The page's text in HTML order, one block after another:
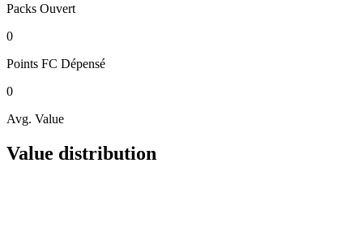
Packs Ouvert
0
Points FC Dépensé
0
Avg. Value
Value distribution